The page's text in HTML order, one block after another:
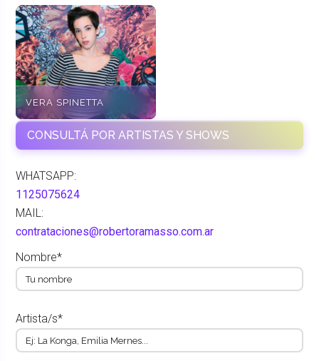
VERA SPINETTA
CONSULTÁ POR ARTISTAS Y SHOWS
WHATSAPP:
1125075624
MAIL:
contrataciones@robertoramasso.com.ar
Nombre*
Artista/s*